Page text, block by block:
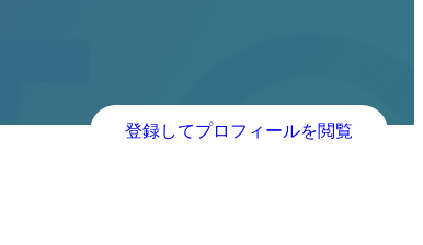
登録してプロフィールを閲覧